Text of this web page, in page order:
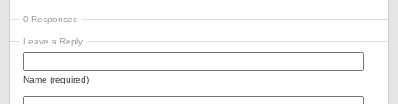
0 Responses
Leave a Reply
Name (required)